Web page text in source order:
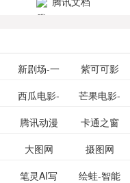
载！旨在打
件共享站、
资源
新剧场-一
个网盘资
源分享小
紫可可影
视-紫可可,
免费提供
更多>>
西瓜电影-
西瓜视频
网站电影
芒果电影-
芒果TV网
站电影频
更多>>
腾讯动漫
频道
卡通之窗
更多>>
大图网
摄图网
更多>>
笔灵AI写 绘蛙-智能